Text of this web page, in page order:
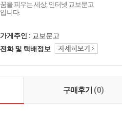
꿈을 피우는 세상, 인터넷 교보문고
입니다.
가게주인 : 교보문고
전화 및 택배정보
구매후기 (0)